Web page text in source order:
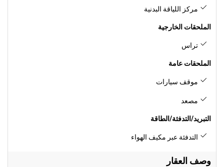
مركز اللياقة البدنية
الملحقات الخارجية
تراس
الملحقات عامة
موقف سيارات
مصعد
التبريد/التدفئة/الطاقة
التدفئة عبر مكيف الهواء
وصف العقار